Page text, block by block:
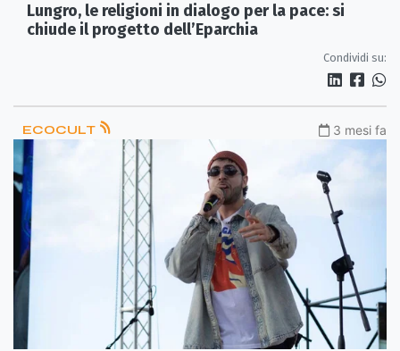
Lungro, le religioni in dialogo per la pace: si
chiude il progetto dell’Eparchia
Condividi su:
ECOCULT 3 mesi fa